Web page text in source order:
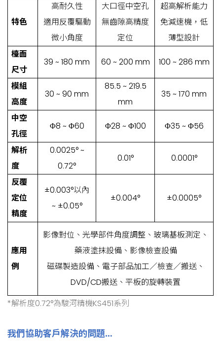
特色
高耐久性
適用反覆驅動
微小角度
大口徑中空孔
無齒隙高精度
定位
超高解析能力
免減速機，低
薄型設計
檯面
尺寸
39 ~ 180 mm 60 ~ 200 mm 100 ~ 286 mm
模組
高度
30 ~ 90 mm
85.5 ~ 219.5
mm
35 ~ 170 mm
中空
孔徑
Φ8 ~ Φ60 Φ28 ~ Φ100 Φ35 ~ Φ56
解析
度
0.0025° ~
0.72°
0.01° 0.0001°
反覆
定位
精度
±0.003°以內
~ ±0.05°
±0.004° ±0.0005°
應用
例
影像對位、光學部件角度調整、玻璃基板測定、
藥液塗抹設備、影像檢查設備
磁碟製造設備、電子部品加工／檢查／搬送、
DVD/CD搬送、平板的旋轉裝置
*解析度0.72°為駿河精機KS451系列
我們協助客戶解決的問題…